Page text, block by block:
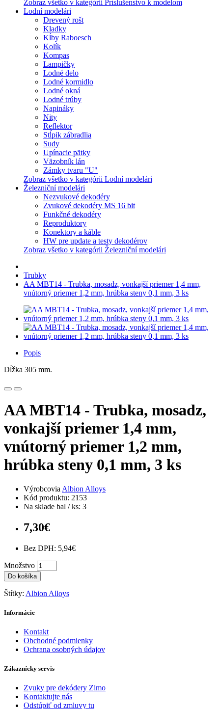
Zobraz všetko v kategórii Príslušenstvo k modelom
Lodní modelári
Drevený rošt
Kladky
Kĺby Raboesch
Kolík
Kompas
Lampičky
Lodné delo
Lodné kormidlo
Lodné okná
Lodné trúby
Napináky
Nity
Reflektor
Stĺpik zábradlia
Sudy
Upínacie pätky
Väzobník lán
Zámky tvaru "U"
Zobraz všetko v kategórii Lodní modelári
Železniční modelári
Nezvukové dekodéry
Zvukové dekodéry MS 16 bit
Funkčné dekodéry
Reproduktory
Konektory a káble
HW pre update a testy dekodérov
Zobraz všetko v kategórii Železniční modelári
Trubky
AA MBT14 - Trubka, mosadz, vonkajší priemer 1,4 mm,
vnútorný priemer 1,2 mm, hrúbka steny 0,1 mm, 3 ks
Popis
Dĺžka 305 mm.
AA MBT14 - Trubka, mosadz,
vonkajší priemer 1,4 mm,
vnútorný priemer 1,2 mm,
hrúbka steny 0,1 mm, 3 ks
Výrobcovia Albion Alloys
Kód produktu: 2153
Na sklade bal / ks: 3
7,30€
Bez DPH: 5,94€
Množstvo
Do košíka
Štítky: Albion Alloys
Informácie
Kontakt
Obchodné podmienky
Ochrana osobných údajov
Zákaznícky servis
Zvuky pre dekódery Zimo
Kontaktujte nás
Odstúpiť od zmluvy tu